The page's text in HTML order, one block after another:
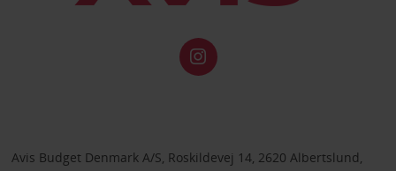
Avis Budget Denmark A/S, Roskildevej 14, 2620 Albertslund,